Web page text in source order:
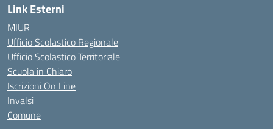
Link Esterni
MIUR
Ufficio Scolastico Regionale
Ufficio Scolastico Territoriale
Scuola in Chiaro
Iscrizioni On Line
Invalsi
Comune